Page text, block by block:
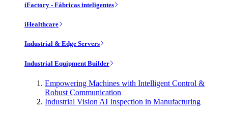
iFactory - Fábricas inteligentes
iHealthcare
Industrial & Edge Servers
Industrial Equipment Builder
Empowering Machines with Intelligent Control &
Robust Communication
Industrial Vision AI Inspection in Manufacturing